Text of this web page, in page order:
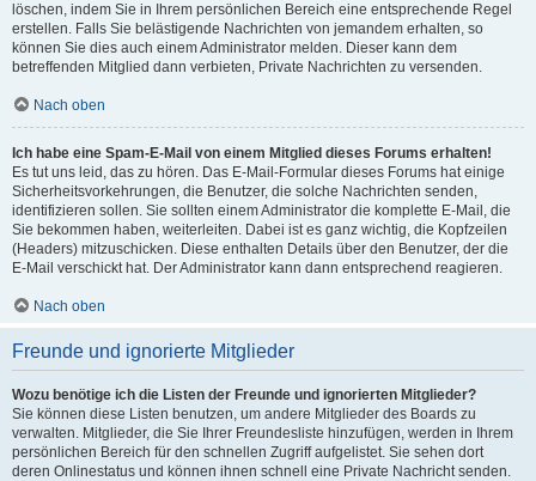
löschen, indem Sie in Ihrem persönlichen Bereich eine entsprechende Regel
erstellen. Falls Sie belästigende Nachrichten von jemandem erhalten, so
können Sie dies auch einem Administrator melden. Dieser kann dem
betreffenden Mitglied dann verbieten, Private Nachrichten zu versenden.
Nach oben
Ich habe eine Spam-E-Mail von einem Mitglied dieses Forums erhalten!
Es tut uns leid, das zu hören. Das E-Mail-Formular dieses Forums hat einige
Sicherheitsvorkehrungen, die Benutzer, die solche Nachrichten senden,
identifizieren sollen. Sie sollten einem Administrator die komplette E-Mail, die
Sie bekommen haben, weiterleiten. Dabei ist es ganz wichtig, die Kopfzeilen
(Headers) mitzuschicken. Diese enthalten Details über den Benutzer, der die
E-Mail verschickt hat. Der Administrator kann dann entsprechend reagieren.
Nach oben
Freunde und ignorierte Mitglieder
Wozu benötige ich die Listen der Freunde und ignorierten Mitglieder?
Sie können diese Listen benutzen, um andere Mitglieder des Boards zu
verwalten. Mitglieder, die Sie Ihrer Freundesliste hinzufügen, werden in Ihrem
persönlichen Bereich für den schnellen Zugriff aufgelistet. Sie sehen dort
deren Onlinestatus und können ihnen schnell eine Private Nachricht senden.